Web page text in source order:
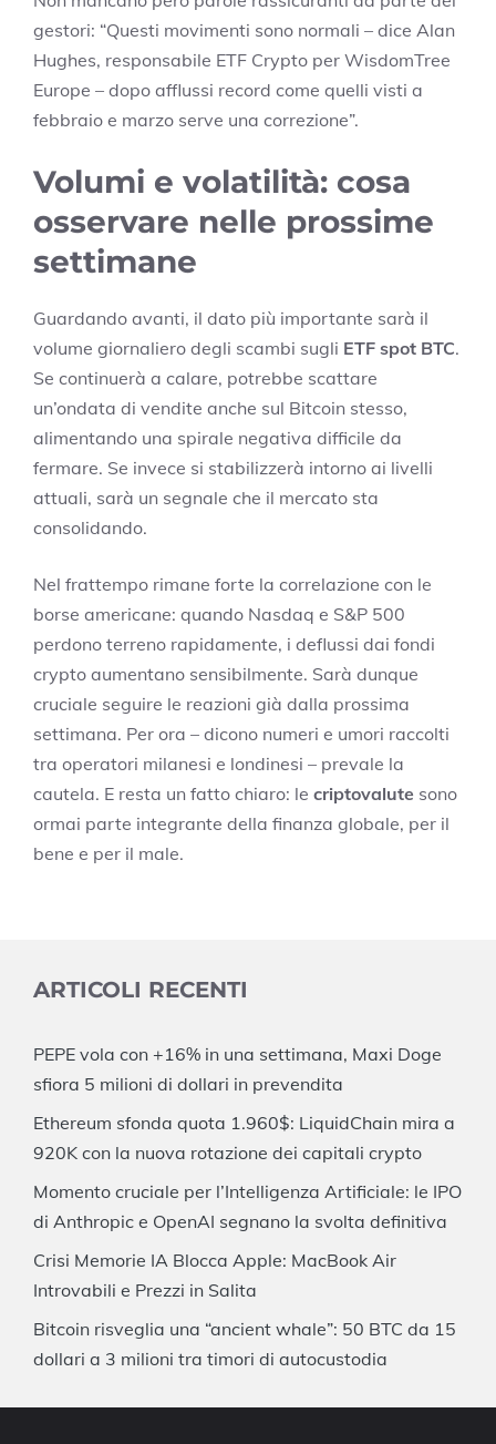
gestori: “Questi movimenti sono normali – dice Alan
Hughes, responsabile ETF Crypto per WisdomTree
Europe – dopo afflussi record come quelli visti a
febbraio e marzo serve una correzione”.
Volumi e volatilità: cosa
osservare nelle prossime
settimane
Guardando avanti, il dato più importante sarà il
volume giornaliero degli scambi sugli ETF spot BTC.
Se continuerà a calare, potrebbe scattare
un’ondata di vendite anche sul Bitcoin stesso,
alimentando una spirale negativa difficile da
fermare. Se invece si stabilizzerà intorno ai livelli
attuali, sarà un segnale che il mercato sta
consolidando.
Nel frattempo rimane forte la correlazione con le
borse americane: quando Nasdaq e S&P 500
perdono terreno rapidamente, i deflussi dai fondi
crypto aumentano sensibilmente. Sarà dunque
cruciale seguire le reazioni già dalla prossima
settimana. Per ora – dicono numeri e umori raccolti
tra operatori milanesi e londinesi – prevale la
cautela. E resta un fatto chiaro: le criptovalute sono
ormai parte integrante della finanza globale, per il
bene e per il male.
ARTICOLI RECENTI
PEPE vola con +16% in una settimana, Maxi Doge
sfiora 5 milioni di dollari in prevendita
Ethereum sfonda quota 1.960$: LiquidChain mira a
920K con la nuova rotazione dei capitali crypto
Momento cruciale per l’Intelligenza Artificiale: le IPO
di Anthropic e OpenAI segnano la svolta definitiva
Crisi Memorie IA Blocca Apple: MacBook Air
Introvabili e Prezzi in Salita
Bitcoin risveglia una “ancient whale”: 50 BTC da 15
dollari a 3 milioni tra timori di autocustodia